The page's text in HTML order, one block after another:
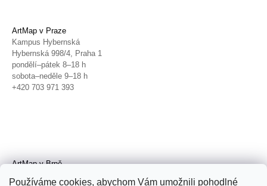
Používáme cookies, abychom Vám umožnili pohodlné
ArtMap v Praze
Kampus Hybernská
Hybernská 998/4, Praha 1
pondělí–pátek 8–18 h
sobota–neděle 9–18 h
+420 703 971 393
ArtMap v Brně